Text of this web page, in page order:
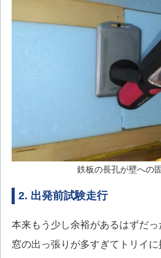
鉄板の長孔が壁への
2. 出発前試験走行
本来もう少し余裕があるはずだ
窓の出っ張りが多すぎてトリイに